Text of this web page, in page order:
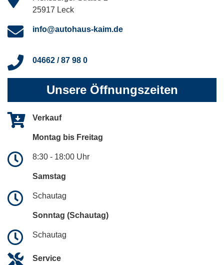
25917 Leck
info@autohaus-kaim.de
04662 / 87 98 0
Unsere Öffnungszeiten
Verkauf
Montag bis Freitag
8:30 - 18:00 Uhr
Samstag
Schautag
Sonntag (Schautag)
Schautag
Service